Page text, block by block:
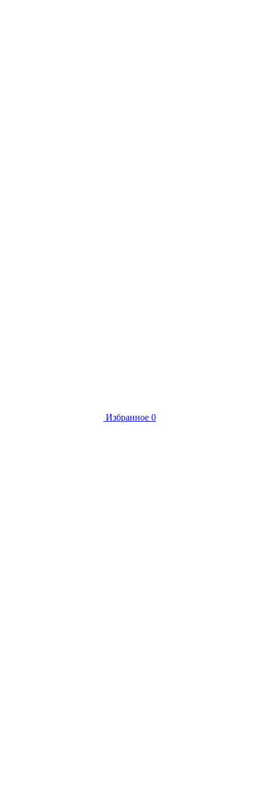
Избранное 0